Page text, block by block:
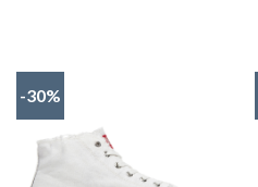
-30%